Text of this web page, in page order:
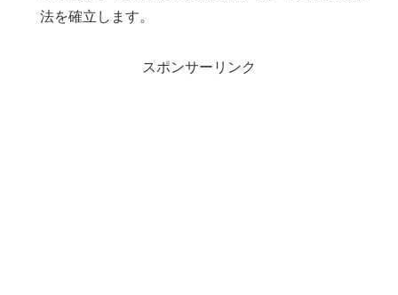
法を確立します。
スポンサーリンク